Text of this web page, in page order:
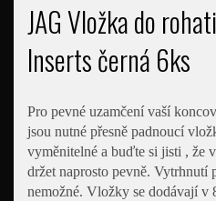
JAG Vložka do
Inserts černá 6ks
Pro pevné uzamčení vaší
jsou nutné přesně padnoucí
vyměnitelné a buďte si jisti , že
držet naprosto pevně.
nemožné. Vložky se dodávají v